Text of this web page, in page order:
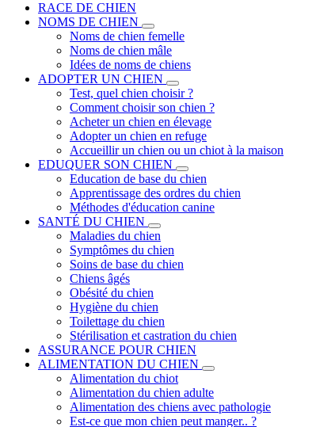
RACE DE CHIEN
NOMS DE CHIEN
Noms de chien femelle
Noms de chien mâle
Idées de noms de chiens
ADOPTER UN CHIEN
Test, quel chien choisir ?
Comment choisir son chien ?
Acheter un chien en élevage
Adopter un chien en refuge
Accueillir un chien ou un chiot à la maison
EDUQUER SON CHIEN
Education de base du chien
Apprentissage des ordres du chien
Méthodes d'éducation canine
SANTÉ DU CHIEN
Maladies du chien
Symptômes du chien
Soins de base du chien
Chiens âgés
Obésité du chien
Hygiène du chien
Toilettage du chien
Stérilisation et castration du chien
ASSURANCE POUR CHIEN
ALIMENTATION DU CHIEN
Alimentation du chiot
Alimentation du chien adulte
Alimentation des chiens avec pathologie
Est-ce que mon chien peut manger.. ?